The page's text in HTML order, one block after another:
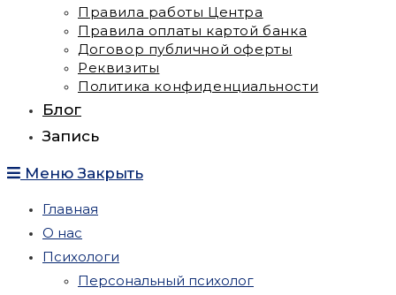
Правила работы Центра
Правила оплаты картой банка
Договор публичной оферты
Реквизиты
Политика конфиденциальности
Блог
Запись
Меню Закрыть
Главная
О нас
Психологи
Персональный психолог